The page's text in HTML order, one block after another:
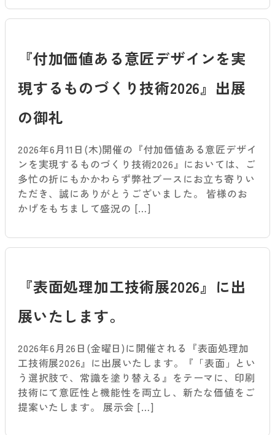
『付加価値ある意匠デザインを実
現するものづくり技術2026』出展
の御礼
2026年6月11日(木)開催の『付加価値ある意匠デザイ
ンを実現するものづくり技術2026』においては、ご
多忙の折にもかかわらず弊社ブースにお立ち寄りい
ただき、誠にありがとうございました。 皆様のお
かげをもちまして盛況の […]
『表面処理加工技術展2026』に出
展いたします。
2026年6月26日(金曜日)に開催される『表面処理加
工技術展2026』に出展いたします。『「表面」とい
う選択肢で、常識を塗り替える』をテーマに、印刷
技術にて意匠性と機能性を両立し、新たな価値をご
提案いたします。 展示会 […]